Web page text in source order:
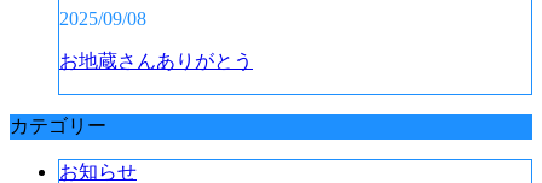
2025/09/08
お地蔵さんありがとう
カテゴリー
お知らせ